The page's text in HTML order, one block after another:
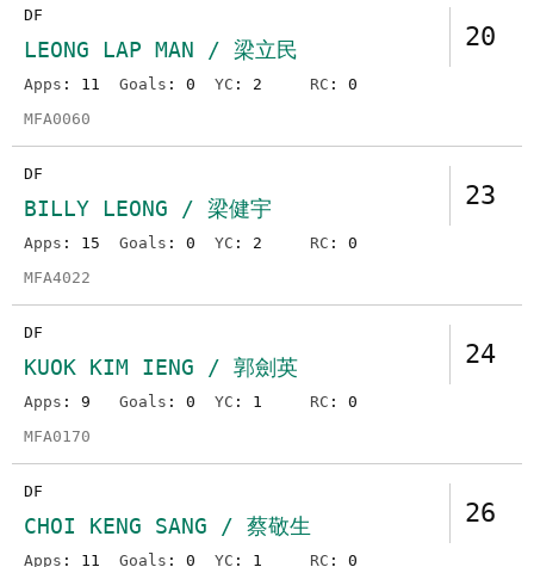
20
DF
LEONG LAP MAN / 梁立民
Apps : 11 Goals : 0 YC : 2 RC : 0
MFA0060
23
DF
BILLY LEONG / 梁健宇
Apps : 15 Goals : 0 YC : 2 RC : 0
MFA4022
24
DF
KUOK KIM IENG / 郭劍英
Apps : 9 Goals : 0 YC : 1 RC : 0
MFA0170
26
DF
CHOI KENG SANG / 蔡敬生
Apps : 11 Goals : 0 YC : 1 RC : 0